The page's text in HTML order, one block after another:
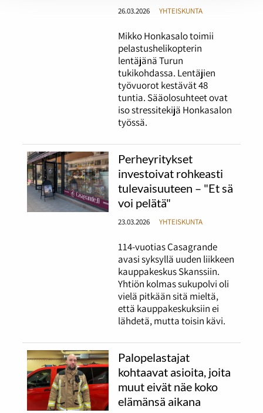
26.03.2026 YHTEISKUNTA
Mikko Honkasalo toimii
pelastushelikopterin
lentäjänä Turun
tukikohdassa. Lentäjien
työvuorot kestävät 48
tuntia. Sääolosuhteet ovat
iso stressitekijä Honkasalon
työssä.
Perheyritykset
investoivat rohkeasti
tulevaisuuteen – "Et sä
voi pelätä"
23.03.2026 YHTEISKUNTA
114-vuotias Casagrande
avasi syksyllä uuden liikkeen
kauppakeskus Skanssiin.
Yhtiön kolmas sukupolvi oli
vielä pitkään sitä mieltä,
että kauppakeskuksiin ei
lähdetä, mutta toisin kävi.
Palopelastajat
kohtaavat asioita, joita
muut eivät näe koko
elämänsä aikana